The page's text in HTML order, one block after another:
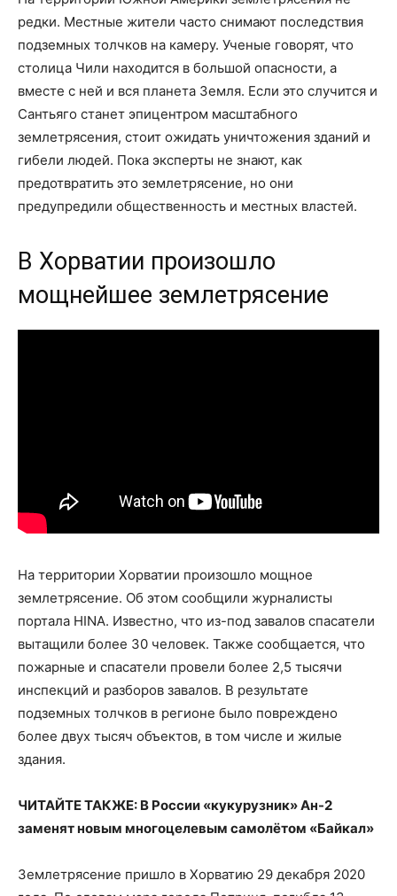
редки. Местные жители часто снимают последствия
подземных толчков на камеру. Ученые говорят, что
столица Чили находится в большой опасности, а
вместе с ней и вся планета Земля. Если это случится и
Сантьяго станет эпицентром масштабного
землетрясения, стоит ожидать уничтожения зданий и
гибели людей. Пока эксперты не знают, как
предотвратить это землетрясение, но они
предупредили общественность и местных властей.
В Хорватии произошло
мощнейшее землетрясение
На территории Хорватии произошло мощное
землетрясение. Об этом сообщили журналисты
портала HINA. Известно, что из-под завалов спасатели
вытащили более 30 человек. Также сообщается, что
пожарные и спасатели провели более 2,5 тысячи
инспекций и разборов завалов. В результате
подземных толчков в регионе было повреждено
более двух тысяч объектов, в том числе и жилые
здания.
ЧИТАЙТЕ ТАКЖЕ: В России «кукурузник» Ан-2
заменят новым многоцелевым самолётом «Байкал»
Землетрясение пришло в Хорватию 29 декабря 2020